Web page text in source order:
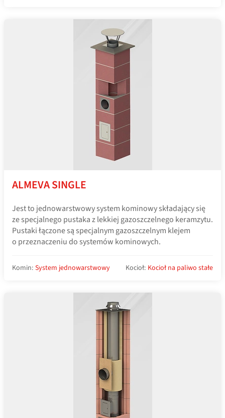
ALMEVA SINGLE
Jest to jednowarstwowy system kominowy składający się
ze specjalnego pustaka z lekkiej gazoszczelnego keramzytu.
Pustaki łączone są specjalnym gazoszczelnym klejem
o przeznaczeniu do systemów kominowych.
Komin: System jednowarstwowy Kocioł: Kocioł na paliwo stałe